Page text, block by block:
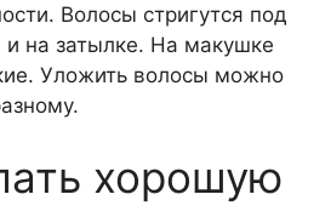
Волосы стригутся под
и на затылке. На макушке
Уложить волосы можно
хорошую